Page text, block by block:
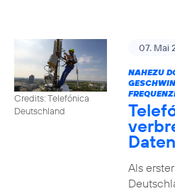
Credits: Telefónica
Deutschland
07. Mai
NAHEZU
Als